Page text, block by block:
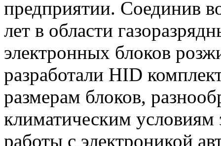
предприятии. Соединив
лет в области
электронных блоков
разработали HID
размерам блоков,
климатическим условиям
работы с электроникой